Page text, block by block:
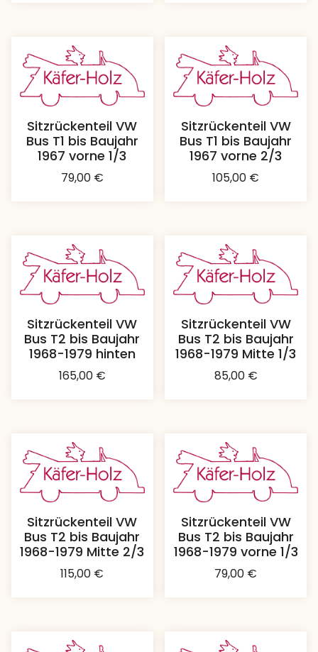
Sitzrückenteil VW
Bus T1 bis Baujahr
1967 vorne 1/3
79,00 €
Sitzrückenteil VW
Bus T1 bis Baujahr
1967 vorne 2/3
105,00 €
Sitzrückenteil VW
Bus T2 bis Baujahr
1968-1979 hinten
165,00 €
Sitzrückenteil VW
Bus T2 bis Baujahr
1968-1979 Mitte 1/3
85,00 €
Sitzrückenteil VW
Bus T2 bis Baujahr
1968-1979 Mitte 2/3
115,00 €
Sitzrückenteil VW
Bus T2 bis Baujahr
1968-1979 vorne 1/3
79,00 €